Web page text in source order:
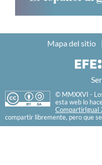
Mapa del sitio
© MMXXVI -
esta web lo
CompartirIgual
compartir libremente, pero que